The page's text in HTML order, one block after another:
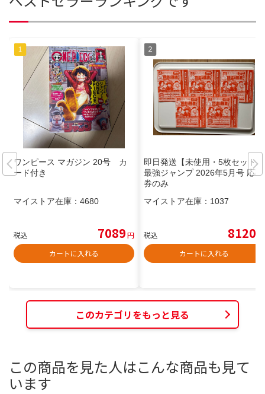
ワンピース マガジン 20号 カ
ード付き
マイストア在庫： 4680
税込 7089円
カートに入れる
即日発送【未使用・5枚セット】
最強ジャンプ 2026年5月号 応募
券のみ
マイストア在庫： 1037
税込 8120
カートに入れる
このカテゴリをもっと見る
この商品を見た人はこんな商品も見て
います